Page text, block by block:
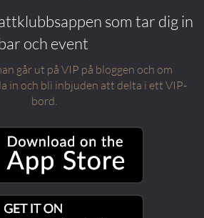
som tar dig in
och event
går ut på VIP på bloggen och om
in och bli inbjuden att delta i ett VIP-
bord.